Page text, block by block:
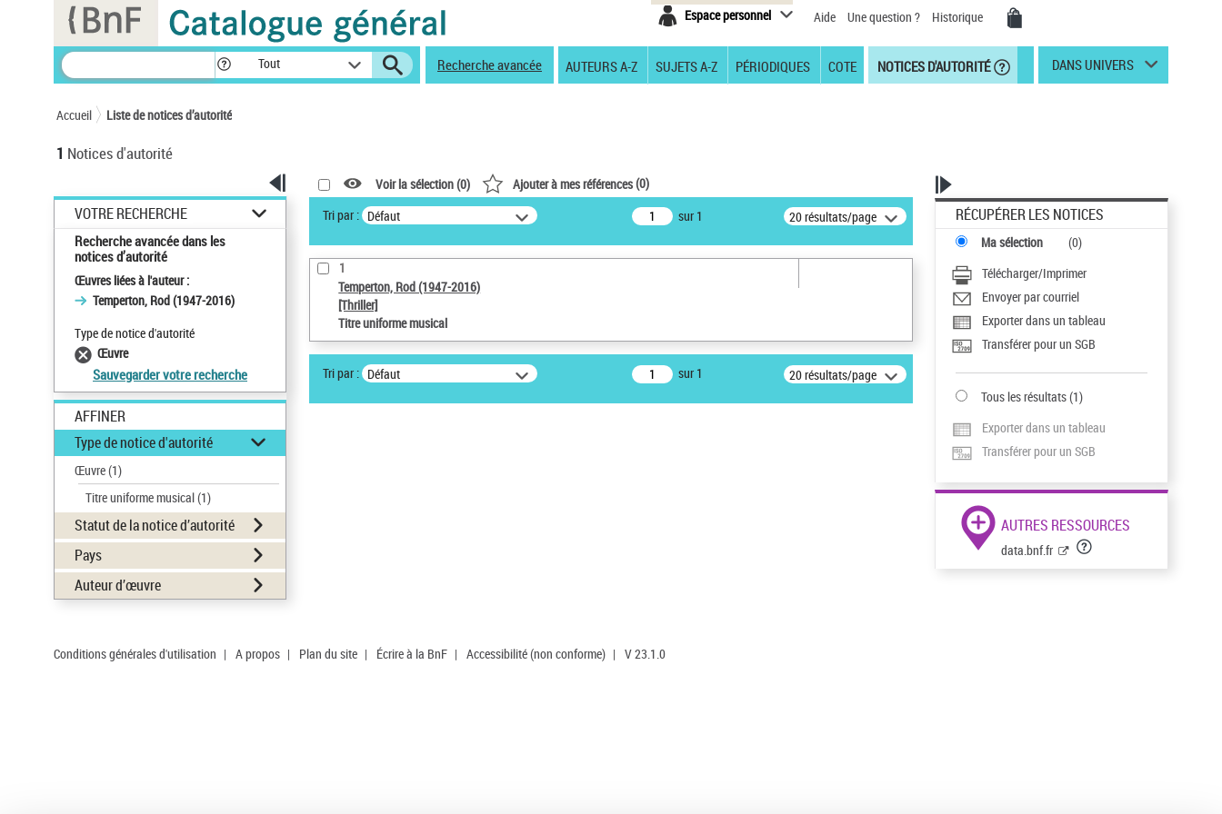
Espace personnel Aide Une question ? Historique
Tout Recherche avancée AUTEURS A-Z SUJETS A-Z PÉRIODIQUES COTE NOTICES D'AUTORITÉ DANS UNIVERS
Accueil Liste de notices d’autorité
1 Notices d'autorité
VOTRE RECHERCHE
Recherche avancée dans les
notices d’autorité
Œuvres liées à l'auteur :
Temperton, Rod (1947-2016)
Type de notice d'autorité
Œuvre
Sauvegarder votre recherche
AFFINER
Type de notice d'autorité
Œuvre(1)
Titre uniforme musical(1)
Statut de la notice d’autorité
Pays
Auteur d’œuvre
Voir la sélection (0) Ajouter à mes références(0)
Tri par : Défaut sur 1 20 résultats/page
1
Temperton, Rod (1947-2016)
[Thriller]
Titre uniforme musical
Tri par : Défaut sur 1 20 résultats/page
RÉCUPÉRER LES NOTICES
Ma sélection (0)
Télécharger/Imprimer
Envoyer par courriel
Exporter dans un tableau
Transférer pour un SGB
Tous les résultats(1)
Exporter dans un tableau
Transférer pour un SGB
AUTRES RESSOURCES
data.bnf.fr
Conditions générales d'utilisation | A propos | Plan du site | Écrire à la BnF | Accessibilité (non conforme) | V 23.1.0
Panneau de gestion des cookies